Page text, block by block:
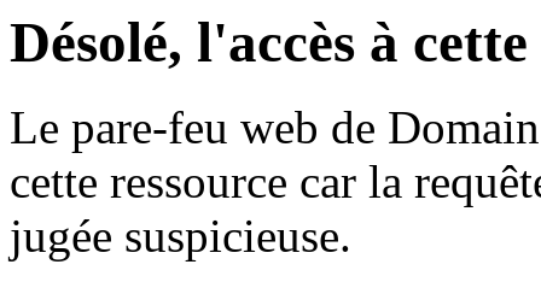
Désolé, l'accès à
Le pare-feu web de
cette ressource car la
jugée suspicieuse.